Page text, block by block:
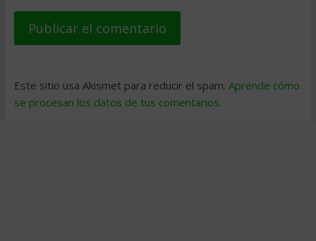
Este sitio usa Akismet para reducir el spam. Aprende cómo
se procesan los datos de tus comentarios.